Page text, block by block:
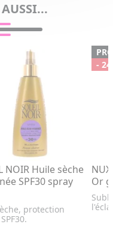
NOIR Huile sèche
SPF30 spray
protection
-
Or